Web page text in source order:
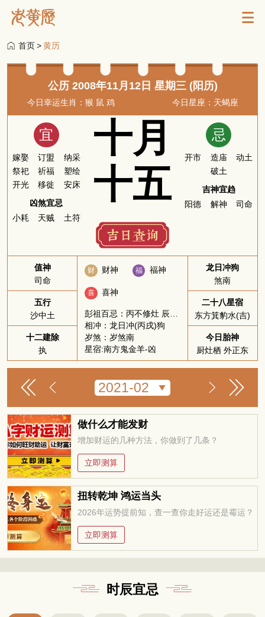
首页>黄历
公历 2008年11月12日 星期三 (阳历)
今日幸运生肖：猴 鼠 鸡 今日星座：天蝎座
宜
嫁娶 订盟
纳采
祭祀
祈福
塑绘
开光
移徙
安床
凶煞宜忌
小耗
天贼 土符
十月
十五
忌
开市 造庙
动土
破土
吉神宜趋
阳德
解神 司命
值神
司命
五行
沙中土
十二建除
执
财 财神 福 福神
喜 喜神
彭祖百忌：丙不修灶 辰不哭泣
相冲：龙日冲(丙戌)狗
岁煞：岁煞南
星宿:南方鬼金羊-凶
龙日冲狗
煞南
二十八星宿
东方箕豹水(吉)
今日胎神
厨灶栖 外正东
做什么才能发财
增加财运的几种方法，你做到了几条？
立即测算
扭转乾坤 鸿运当头
2026年运势提前知，查一查你走好运还是霉运？
立即测算
时辰宜忌